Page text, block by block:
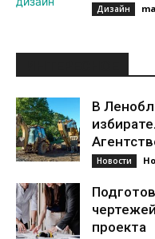
Дизайн
В
Новости
проекта